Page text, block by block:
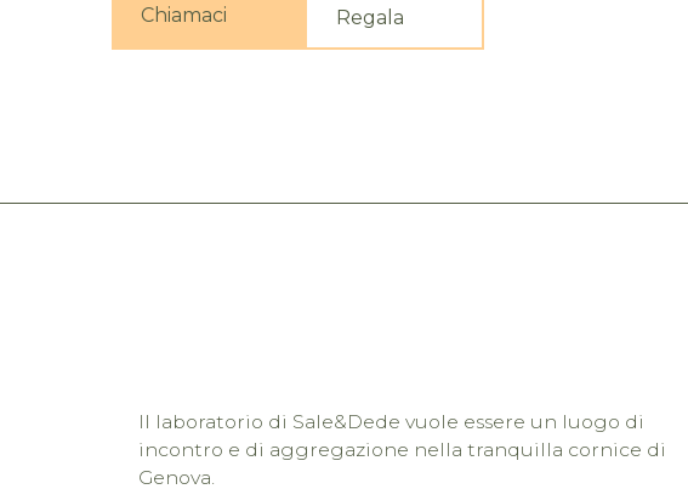
Chiamaci Regala
Il laboratorio di Sale&Dede vuole essere un luogo di
incontro e di aggregazione nella tranquilla cornice di
Genova.